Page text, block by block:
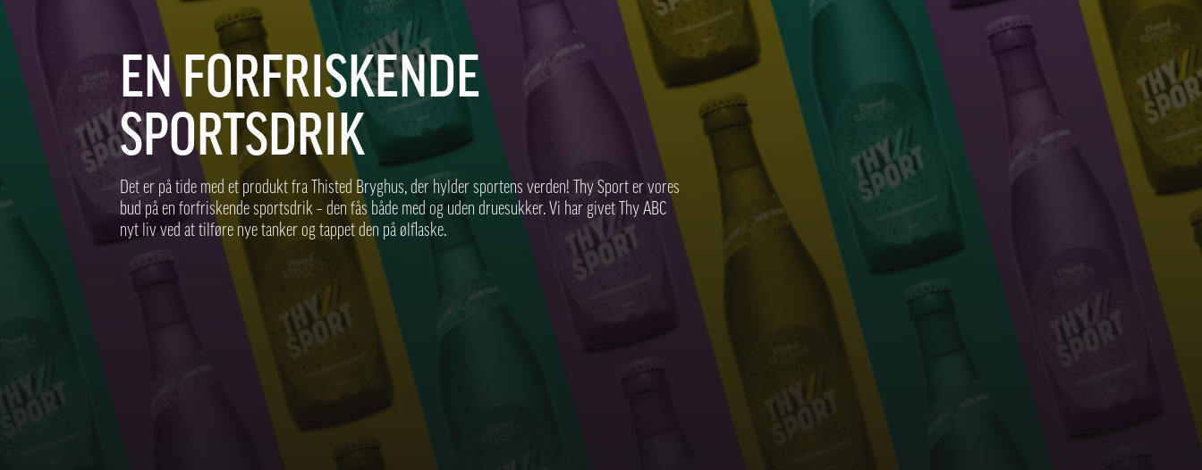
EN FORFRISKENDE
SPORTSDRIK
Det er på tide med et produkt fra Thisted Bryghus, der hylder sportens verden! Thy Sport er vores
bud på en forfriskende sportsdrik – den fås både med og uden druesukker. Vi har givet
Thy ABC
nyt liv ved at tilføre nye tanker og tappet den på ølflaske.